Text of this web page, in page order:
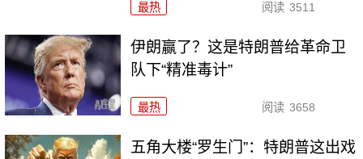
最热 阅读 3511
伊朗赢了？这是特朗普给革命卫
队下“精准毒计”
最热 阅读 3658
五角大楼“罗生门”：特朗普这出戏